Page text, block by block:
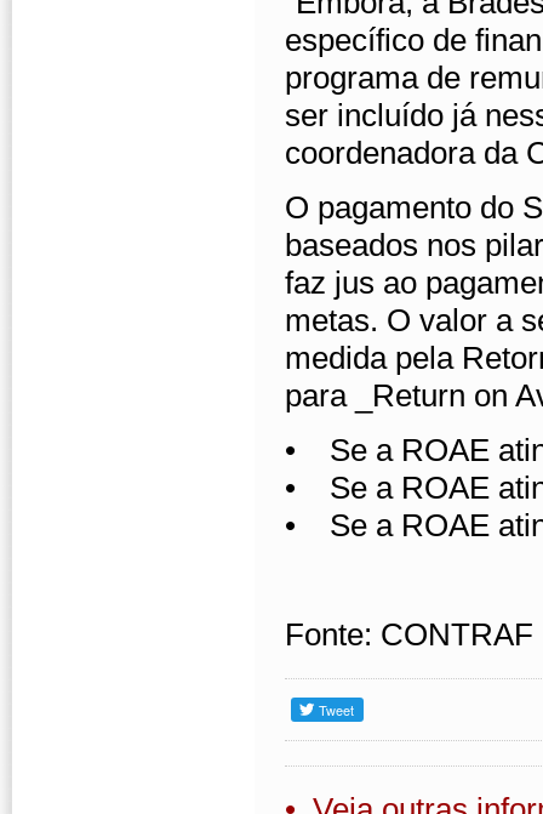
específico de
programa de
ser incluído já
coordenadora da
O pagamento do
baseados nos
faz jus ao
metas. O valor a
medida pela
para _Return on
• Se a ROAE
• Se a ROAE
• Se a ROAE
Fonte: CONTRAF